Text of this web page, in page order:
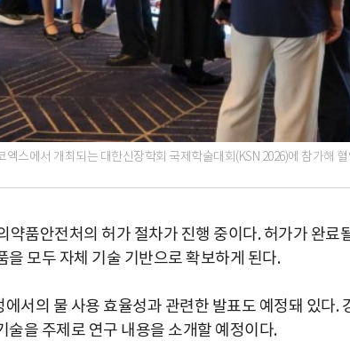
엑스에서 개최되는 대한신장학회 국제학술대회(KSN 2026)에 참가해
품안전처의 허가 절차가 진행 중이다. 허가가 완료
을 모두 자체 기술 기반으로 확보하게 된다.
서의 물 사용 효율성과 관련한 발표도 예정돼 있다.
술을 주제로 연구 내용을 소개할 예정이다.